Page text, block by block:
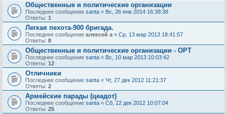
Общественные и политические организации
Последнее сообщение santa « Вс, 26 янв 2014 16:38:38
Ответы: 1
Легкая пехота-900 бригада.
Последнее сообщение алексей а « Ср, 13 мар 2013 18:41:57
Ответы: 8
Общественные и политические организации - ОРТ
Последнее сообщение santa « Вс, 10 мар 2013 10:03:42
Ответы: 12
Отличники
Последнее сообщение santa « Чт, 27 дек 2012 11:21:37
Ответы: 2
Армейские парады (цеадот)
Последнее сообщение santa « Сб, 22 дек 2012 10:07:04
Ответы: 25